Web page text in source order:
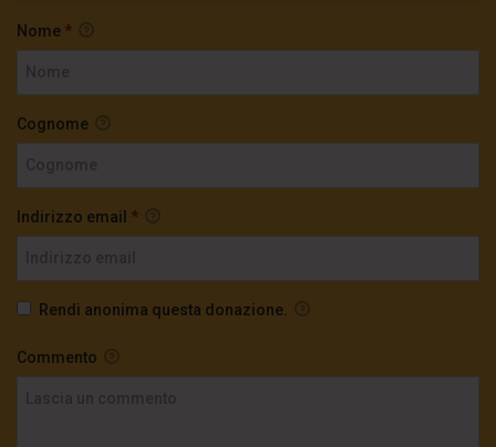
Nome *
Cognome
Indirizzo email *
Rendi anonima questa donazione.
Commento